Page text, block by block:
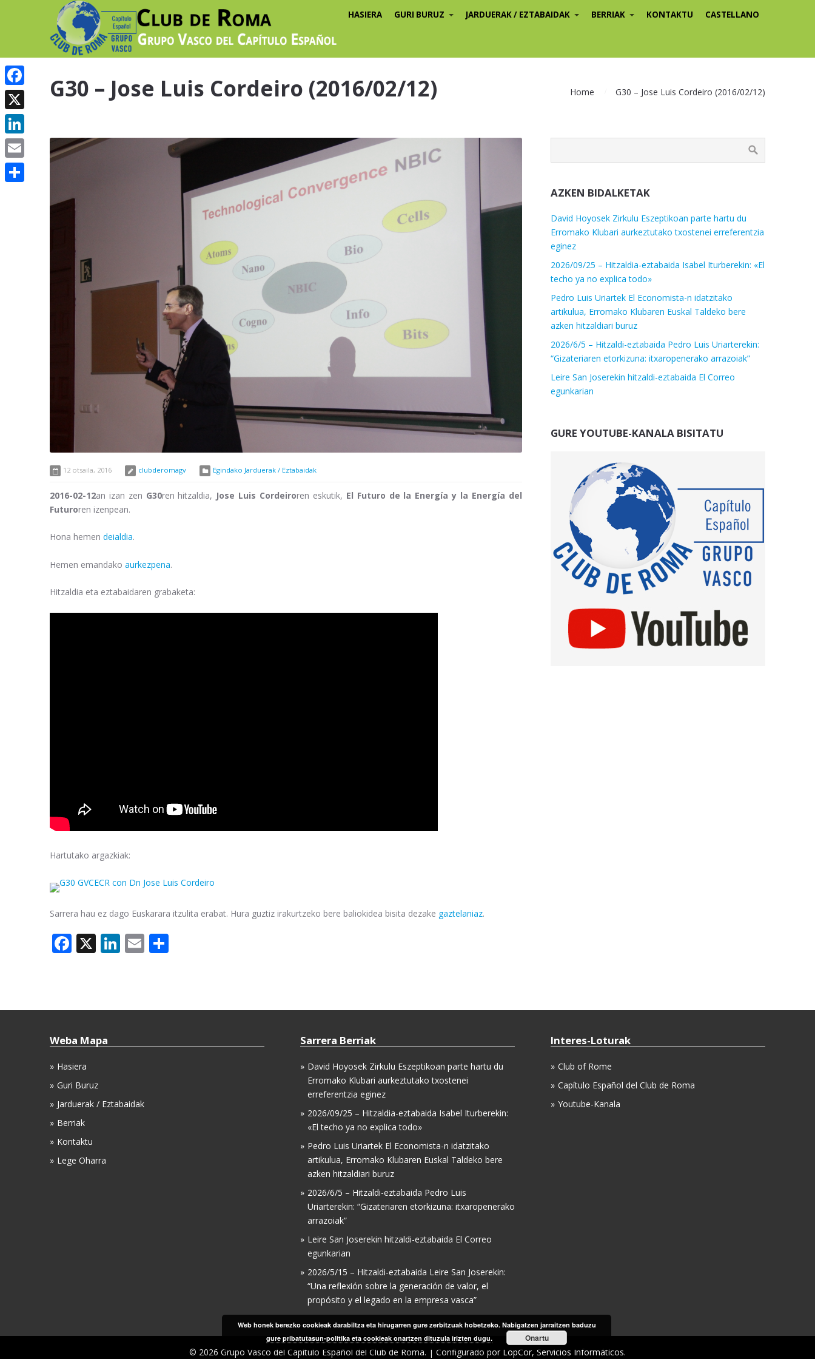
HASIERA GURI BURUZ JARDUERAK / EZTABAIDAK BERRIAK KONTAKTU CASTELLANO
G30 – Jose Luis Cordeiro (2016/02/12) Home G30 – Jose Luis Cordeiro (2016/02/12)
12 otsaila, 2016 clubderomagv Egindako Jarduerak / Eztabaidak
2016-02-12an izan zen G30ren hitzaldia, Jose Luis Cordeiroren eskutik, El Futuro de la Energía y la Energía del
Futuroren izenpean.
Hona hemen deialdia.
Hemen emandako aurkezpena.
Hitzaldia eta eztabaidaren grabaketa:
Hartutako argazkiak:
Sarrera hau ez dago Euskarara itzulita erabat. Hura guztiz irakurtzeko bere baliokidea bisita dezake gaztelaniaz.
Facebook
X LinkedIn
Email
AZKEN BIDALKETAK
David Hoyosek Zirkulu Eszeptikoan parte hartu du
Erromako Klubari aurkeztutako txostenei erreferentzia
eginez
2026/09/25 – Hitzaldia-eztabaida Isabel Iturberekin: «El
techo ya no explica todo»
Pedro Luis Uriartek El Economista-n idatzitako
artikulua, Erromako Klubaren Euskal Taldeko bere
azken hitzaldiari buruz
2026/6/5 – Hitzaldi-eztabaida Pedro Luis Uriarterekin:
“Gizateriaren etorkizuna: itxaropenerako arrazoiak”
Leire San Joserekin hitzaldi-eztabaida El Correo
egunkarian
GURE YOUTUBE-KANALA BISITATU
Weba Mapa
Hasiera
Guri Buruz
Jarduerak / Eztabaidak
Berriak
Kontaktu
Lege Oharra
Sarrera Berriak
David Hoyosek Zirkulu Eszeptikoan parte hartu du
Erromako Klubari aurkeztutako txostenei
erreferentzia eginez
2026/09/25 – Hitzaldia-eztabaida Isabel Iturberekin:
«El techo ya no explica todo»
Pedro Luis Uriartek El Economista-n idatzitako
artikulua, Erromako Klubaren Euskal Taldeko bere
azken hitzaldiari buruz
2026/6/5 – Hitzaldi-eztabaida Pedro Luis
Uriarterekin: “Gizateriaren etorkizuna: itxaropenerako
arrazoiak”
Leire San Joserekin hitzaldi-eztabaida El Correo
egunkarian
2026/5/15 – Hitzaldi-eztabaida Leire San Joserekin:
“Una reflexión sobre la generación de valor, el
propósito y el legado en la empresa vasca”
Interes-Loturak
Club of Rome
Capítulo Español del Club de Roma
Youtube-Kanala
© 2026 Grupo Vasco del Capítulo Español del Club de Roma. | Configurado por LopCor, Servicios Informáticos.
Facebook
X
LinkedIn
Email
Web honek berezko cookieak darabiltza eta hirugarren gure zerbitzuak hobetzeko. Nabigatzen jarraitzen baduzu
gure pribatutasun-politika eta cookieak onartzen dituzula irizten dugu.
Onartu